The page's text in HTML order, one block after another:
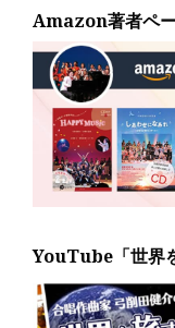
Amazon著者ペー
YouTube「世界